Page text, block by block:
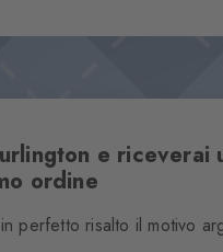
e riceverai
ordine
perfetto risalto il motivo